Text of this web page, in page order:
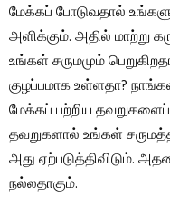
மேக்கப் போடுவதால்
அளிக்கும். அதில்
உங்கள் சருமமும்
குழப்பமாக உள்ளதா?
மேக்கப் பற்றிய தவறுகளைப்
தவறுகளால் உங்கள்
அது ஏற்படுத்திவிடும்.
நல்லதாகும்.